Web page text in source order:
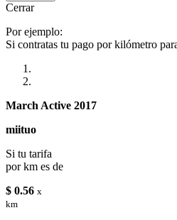
Cerrar
Por ejemplo:
Si contratas tu pago por kilómetro
March Active 2017
miituo
Si tu tarifa
por km es de
$ 0.56 x
km